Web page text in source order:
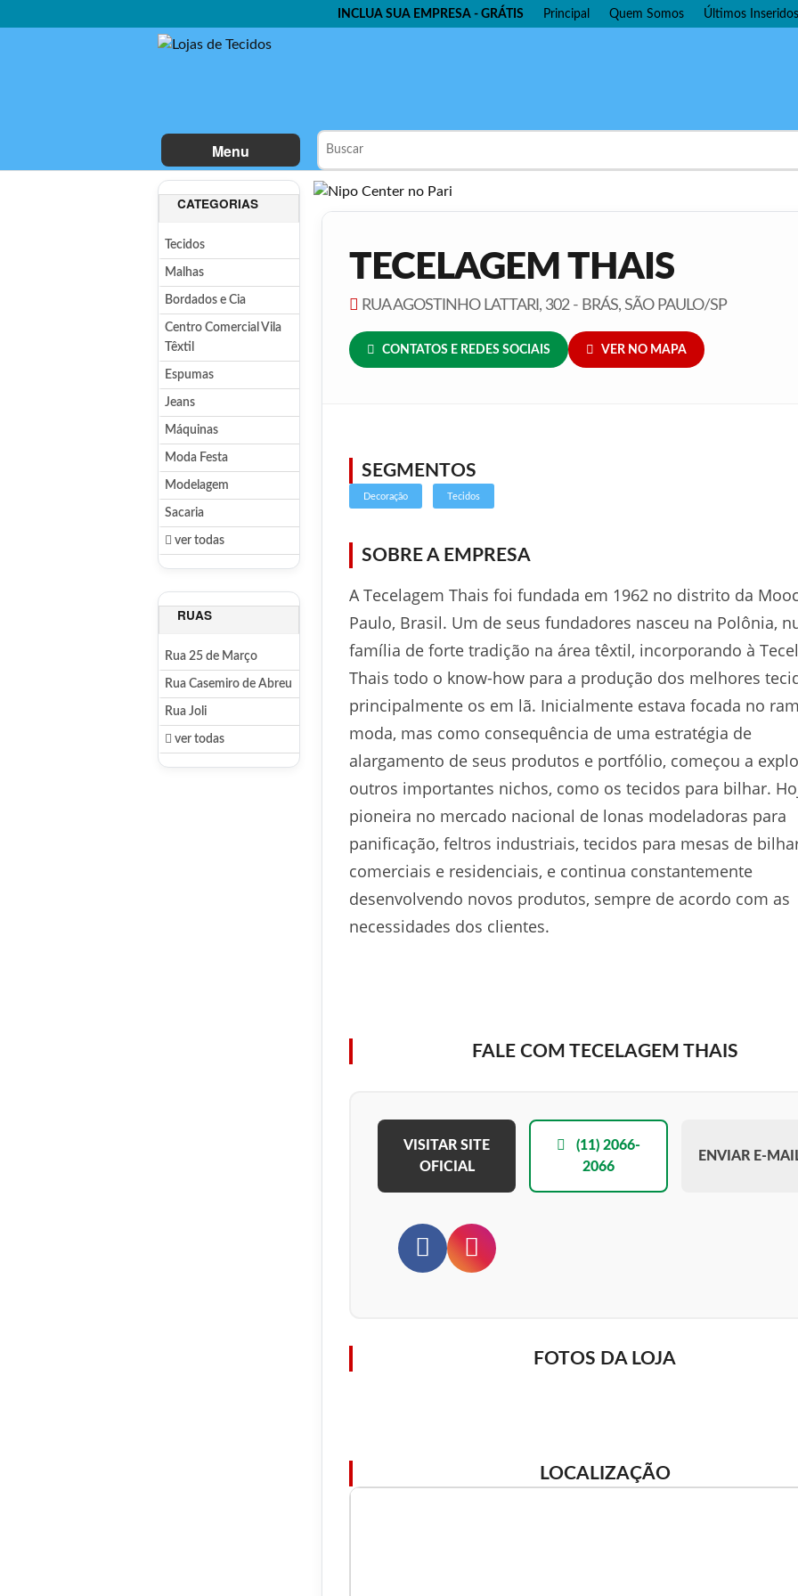
INCLUA SUA EMPRESA - GRÁTIS Principal Quem Somos Últimos
Menu
CATEGORIAS
Tecidos
Malhas
Bordados e Cia
Centro Comercial Vila
Têxtil
Espumas
Jeans
Máquinas
Moda Festa
Modelagem
Sacaria
ver todas
RUAS
Rua 25 de Março
Rua Casemiro de Abreu
Rua Joli
ver todas
TECELAGEM THAIS
RUA AGOSTINHO LATTARI, 302 - BRÁS, SÃO PAULO/SP
CONTATOS E REDES SOCIAIS VER NO MAPA
SEGMENTOS
Decoração Tecidos
SOBRE A EMPRESA
A Tecelagem Thais foi fundada em 1962 no distrito da
Paulo, Brasil. Um de seus fundadores nasceu na Polônia,
família de forte tradição na área têxtil, incorporando à
Thais todo o know-how para a produção dos melhores
principalmente os em lã. Inicialmente estava focada no
moda, mas como consequência de uma estratégia de
alargamento de seus produtos e portfólio, começou a
outros importantes nichos, como os tecidos para bilhar.
pioneira no mercado nacional de lonas modeladoras para
panificação, feltros industriais, tecidos para mesas de
comerciais e residenciais, e continua constantemente
desenvolvendo novos produtos, sempre de acordo com as
necessidades dos clientes.
FALE COM TECELAGEM THAIS
VISITAR SITE
OFICIAL
(11) 2066-
2066
ENVIAR E-
FOTOS DA LOJA
LOCALIZAÇÃO